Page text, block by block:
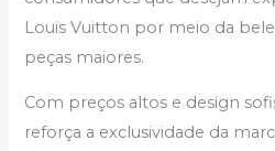
Louis Vuitton por meio da
peças maiores.
Com preços altos e design
reforça a exclusividade da